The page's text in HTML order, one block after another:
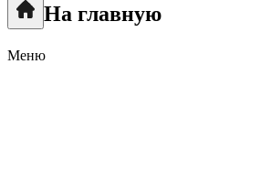
На главную
Меню